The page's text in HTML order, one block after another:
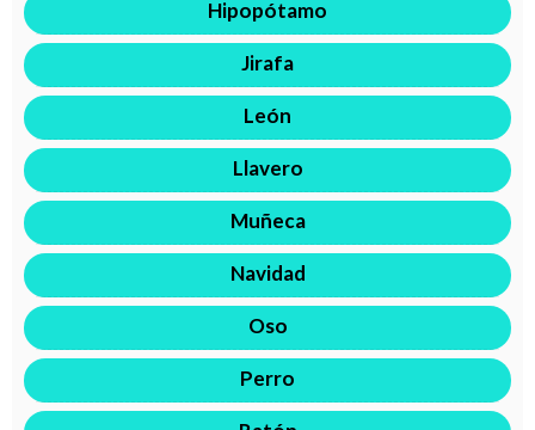
Hipopótamo
Jirafa
León
Llavero
Muñeca
Navidad
Oso
Perro